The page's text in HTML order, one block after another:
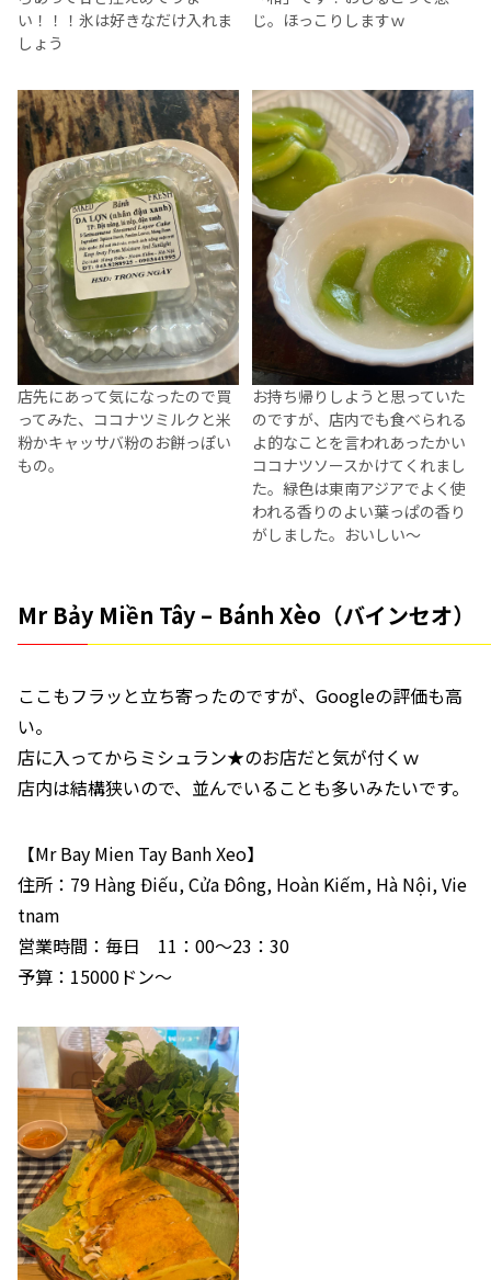
い！！！氷は好きなだけ入れま
しょう
じ。ほっこりしますｗ
店先にあって気になったので買
ってみた、ココナツミルクと米
粉かキャッサバ粉のお餅っぽい
もの。
お持ち帰りしようと思っていた
のですが、店内でも食べられる
よ的なことを言われあったかい
ココナツソースかけてくれまし
た。緑色は東南アジアでよく使
われる香りのよい葉っぱの香り
がしました。おいしい～
Mr Bảy Miền Tây – Bánh Xèo（バインセオ）
ここもフラッと立ち寄ったのですが、Googleの評価も高
い。
店に入ってからミシュラン★のお店だと気が付くｗ
店内は結構狭いので、並んでいることも多いみたいです。
【Mr Bay Mien Tay Banh Xeo】
住所：79 Hàng Điếu, Cửa Đông, Hoàn Kiếm, Hà Nội, Vie
tnam
営業時間：毎日 11：00～23：30
予算：15000ドン～